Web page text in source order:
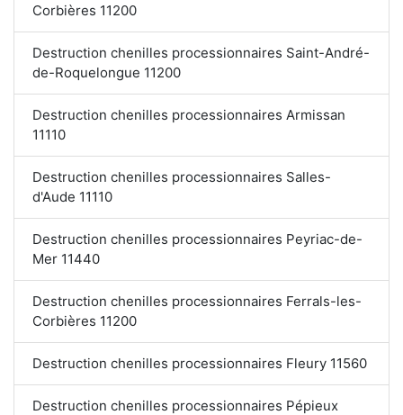
Corbières 11200
Destruction chenilles processionnaires Saint-André-
de-Roquelongue 11200
Destruction chenilles processionnaires Armissan
11110
Destruction chenilles processionnaires Salles-
d'Aude 11110
Destruction chenilles processionnaires Peyriac-de-
Mer 11440
Destruction chenilles processionnaires Ferrals-les-
Corbières 11200
Destruction chenilles processionnaires Fleury 11560
Destruction chenilles processionnaires Pépieux